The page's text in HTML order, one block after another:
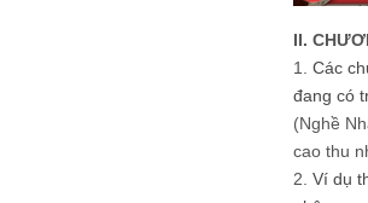
II.
1. Các
đang có
(Nghề
cao thu
2. Ví dụ